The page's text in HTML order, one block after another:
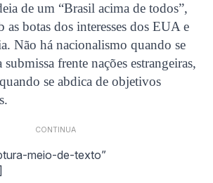
de um “Brasil acima de todos”,
as botas dos interesses dos EUA e
Não há nacionalismo quando se
frente nações estrangeiras,
se abdica de objetivos
CONTINUA
meio-de-texto”